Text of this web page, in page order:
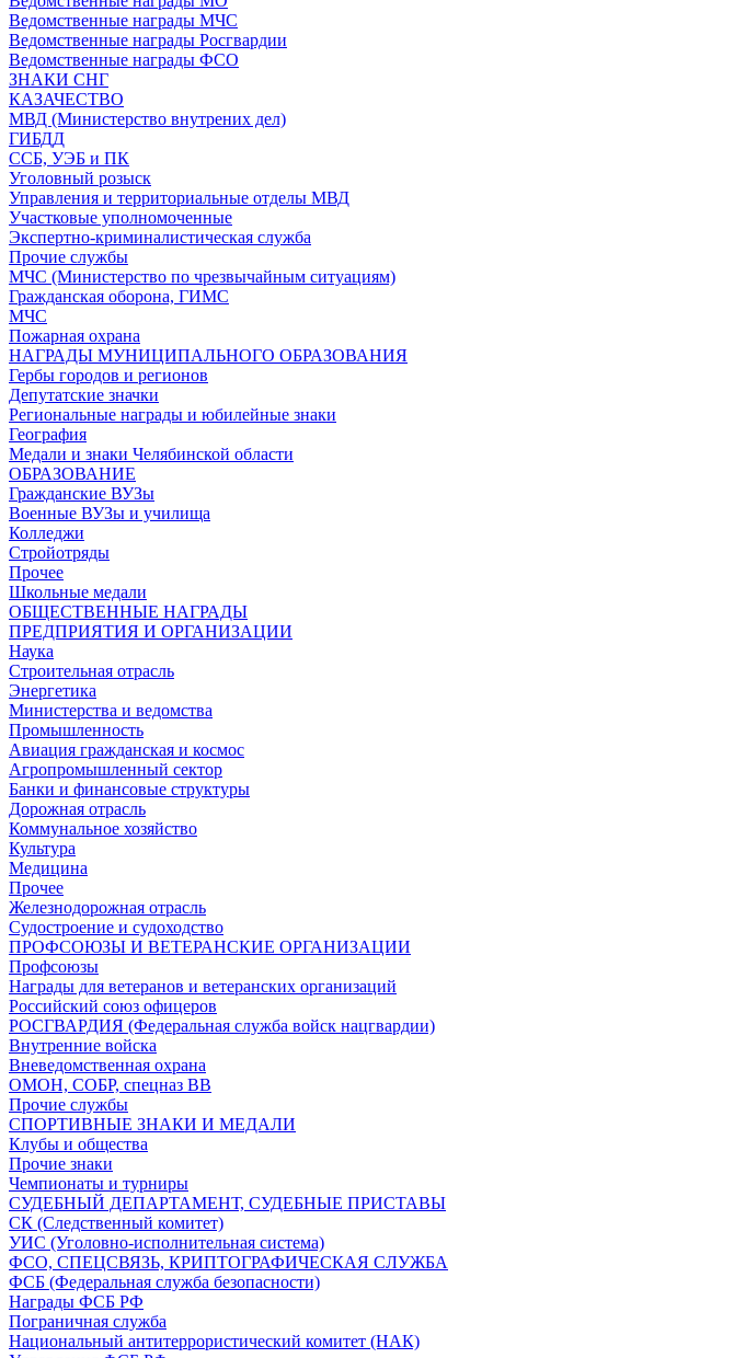
Ведомственные награды МЧС
Ведомственные награды Росгвардии
Ведомственные награды ФСО
ЗНАКИ СНГ
КАЗАЧЕСТВО
МВД (Министерство внутрених дел)
ГИБДД
ССБ, УЭБ и ПК
Уголовный розыск
Управления и территориальные отделы МВД
Участковые уполномоченные
Экспертно-криминалистическая служба
Прочие службы
МЧС (Министерство по чрезвычайным ситуациям)
Гражданская оборона, ГИМС
МЧС
Пожарная охрана
НАГРАДЫ МУНИЦИПАЛЬНОГО ОБРАЗОВАНИЯ
Гербы городов и регионов
Депутатские значки
Региональные награды и юбилейные знаки
География
Медали и знаки Челябинской области
ОБРАЗОВАНИЕ
Гражданские ВУЗы
Военные ВУЗы и училища
Колледжи
Стройотряды
Прочее
Школьные медали
ОБЩЕСТВЕННЫЕ НАГРАДЫ
ПРЕДПРИЯТИЯ И ОРГАНИЗАЦИИ
Наука
Строительная отрасль
Энергетика
Министерства и ведомства
Промышленность
Авиация гражданская и космос
Агропромышленный сектор
Банки и финансовые структуры
Дорожная отрасль
Коммунальное хозяйство
Культура
Медицина
Прочее
Железнодорожная отрасль
Судостроение и судоходство
ПРОФСОЮЗЫ И ВЕТЕРАНСКИЕ ОРГАНИЗАЦИИ
Профсоюзы
Награды для ветеранов и ветеранских организаций
Российский союз офицеров
РОСГВАРДИЯ (Федеральная служба войск нацгвардии)
Внутренние войска
Вневедомственная охрана
ОМОН, СОБР, спецназ ВВ
Прочие службы
СПОРТИВНЫЕ ЗНАКИ И МЕДАЛИ
Клубы и общества
Прочие знаки
Чемпионаты и турниры
СУДЕБНЫЙ ДЕПАРТАМЕНТ, СУДЕБНЫЕ ПРИСТАВЫ
СК (Следственный комитет)
УИС (Уголовно-исполнительная система)
ФСО, СПЕЦСВЯЗЬ, КРИПТОГРАФИЧЕСКАЯ СЛУЖБА
ФСБ (Федеральная служба безопасности)
Награды ФСБ РФ
Пограничная служба
Национальный антитеррористический комитет (НАК)